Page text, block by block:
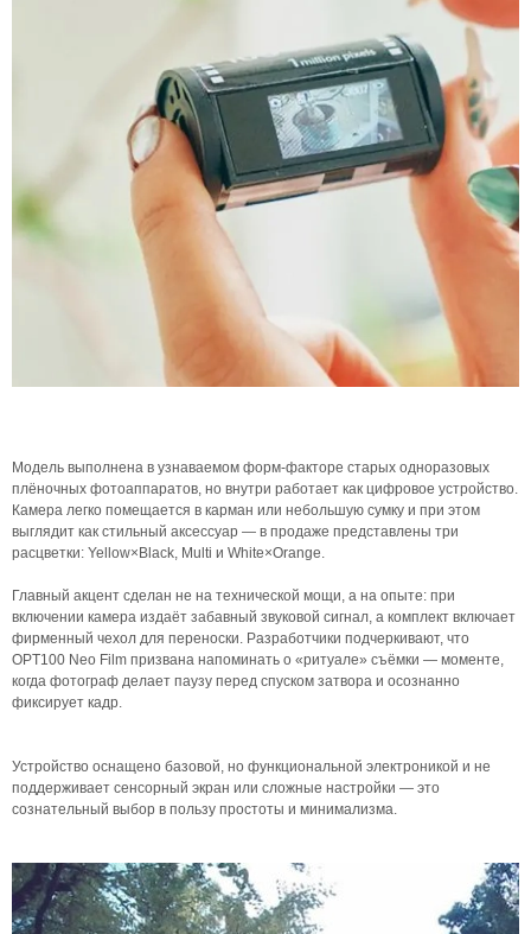
Модель выполнена в узнаваемом форм-факторе старых одноразовых
плёночных фотоаппаратов, но внутри работает как цифровое устройство.
Камера легко помещается в карман или небольшую сумку и при этом
выглядит как стильный аксессуар — в продаже представлены три
расцветки: Yellow×Black, Multi и White×Orange.
Главный акцент сделан не на технической мощи, а на опыте: при
включении камера издаёт забавный звуковой сигнал, а комплект включает
фирменный чехол для переноски. Разработчики подчеркивают, что
OPT100 Neo Film призвана напоминать о «ритуале» съёмки — моменте,
когда фотограф делает паузу перед спуском затвора и осознанно
фиксирует кадр.
Устройство оснащено базовой, но функциональной электроникой и не
поддерживает сенсорный экран или сложные настройки — это
сознательный выбор в пользу простоты и минимализма.